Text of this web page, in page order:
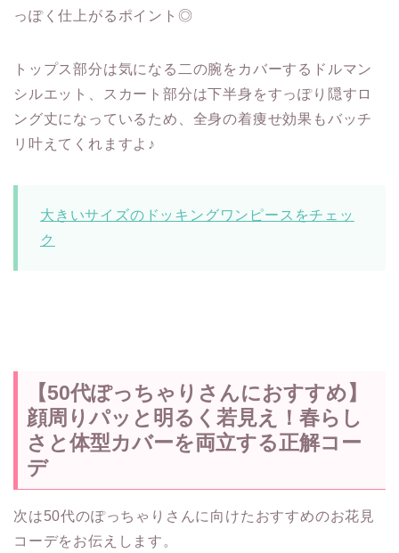
っぽく仕上がるポイント◎
トップス部分は気になる二の腕をカバーするドルマン
シルエット、スカート部分は下半身をすっぽり隠すロ
ング丈になっているため、全身の着痩せ効果もバッチ
リ叶えてくれますよ♪
大きいサイズのドッキングワンピースをチェッ
ク
【50代ぽっちゃりさんにおすすめ】
顔周りパッと明るく若見え！春らし
さと体型カバーを両立する正解コー
デ
次は50代のぽっちゃりさんに向けたおすすめのお花見
コーデをお伝えします。